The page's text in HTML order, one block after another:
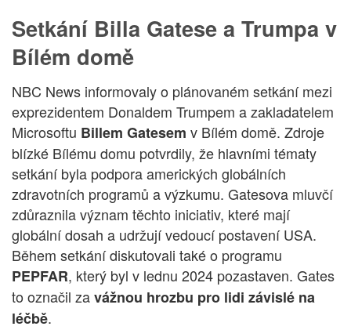
Setkání Billa Gatese a Trumpa v
Bílém domě
NBC News informovaly o plánovaném setkání mezi
exprezidentem Donaldem Trumpem a zakladatelem
Microsoftu Billem Gatesem v Bílém domě. Zdroje
blízké Bílému domu potvrdily, že hlavními tématy
setkání byla podpora amerických globálních
zdravotních programů a výzkumu. Gatesova mluvčí
zdůraznila význam těchto iniciativ, které mají
globální dosah a udržují vedoucí postavení USA.
Během setkání diskutovali také o programu
PEPFAR, který byl v lednu 2024 pozastaven. Gates
to označil zavážnou hrozbu pro lidi závislé na
léčbě.